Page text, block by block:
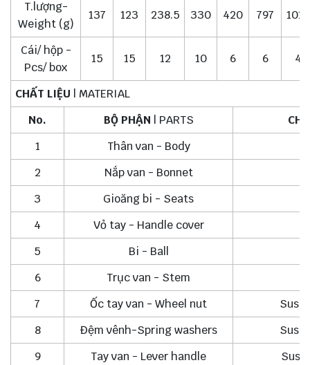
T.lượng-
Weight (g)
137 123 238.5 330 420 797 1010
Cái/ hộp -
Pcs/ box
15 15 12 10 6 6 4
CHẤT LIỆU
| MATERIAL
No.
BỘ PHẬN | PARTS
1
Thân van - Body
2
Nắp van - Bonnet
3
Gioăng bi - Seats
4
Vỏ tay - Handle cover
5
Bi - Ball
6
Trục van - Stem
7
Ốc tay van - Wheel nut
Sus
8
Đệm vênh-Spring washers
Sus
9
Tay van - Lever handle
Sus